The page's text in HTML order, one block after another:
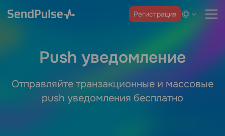
Регистрация
Push уведомление
Отправляйте транзакционные и массовые
push уведомления бесплатно